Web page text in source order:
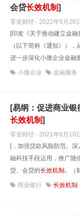
会贷长效机制]
零壹财经 · 2022年5月26
[印发《关于推动建立金
（以下简称《通知》）
进一步深化小微企业金融
小微企业 金融服务
[易纲：促进商业
长效机制]
零壹财经 · 2021年6月10
[，加强贷款风险防范。
融科技手段运用，推广随
贷、会贷的长效机制。（
商业银行 长效机制